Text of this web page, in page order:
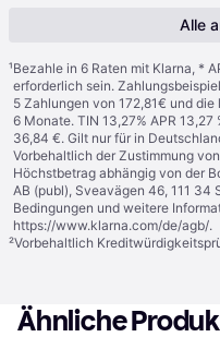
¹Bezahle in 6 Raten mit Klarna, *
erforderlich sein.
5 Zahlungen von 172,81€ und
6 Monate. TIN 13,27% APR
36,84 €. Gilt nur für in
Vorbehaltlich der Zustimmung
Höchstbetrag abhängig von der
AB (publ), Sveavägen 46, 111 34
Bedingungen und weitere
https://www.klarna.com/de/agb/.
²Vorbehaltlich
Ähnliche